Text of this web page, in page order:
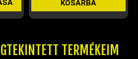
KOSÁRBA
TERMÉKEIM